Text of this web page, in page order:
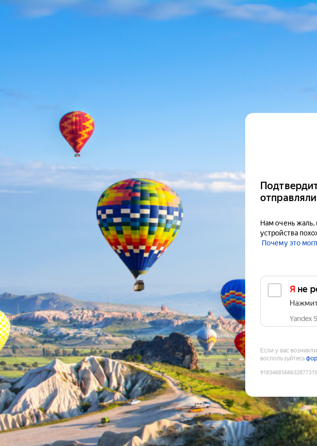
Нам очень жаль,
устройства
Почему это
Я не
Yandex
Если у вас
воспользуйтесь
9183468566632877319